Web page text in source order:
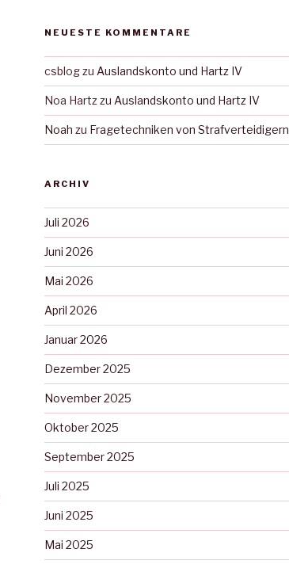
NEUESTE KOMMENTARE
csblogzu Auslandskonto und Hartz IV
Noa Hartzzu Auslandskonto und Hartz IV
Noah zu Fragetechniken von Strafverteidigern
ARCHIV
Juli 2026
Juni 2026
Mai 2026
April 2026
Januar 2026
Dezember 2025
November 2025
Oktober 2025
September 2025
Juli 2025
Juni 2025
Mai 2025